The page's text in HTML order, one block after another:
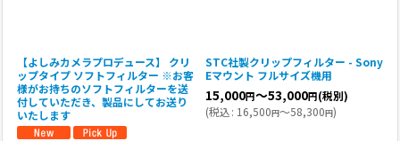
【よしみカメラプロデュース】 クリ
ップタイプ ソフトフィルター ※お客
様がお持ちのソフトフィルターを送
付していただき、製品にしてお送り
いたします
STC社製クリップフィルター - Sony
Eマウント フルサイズ機用
15,000円～53,000円(税別)
(税込: 16,500円～58,300円)